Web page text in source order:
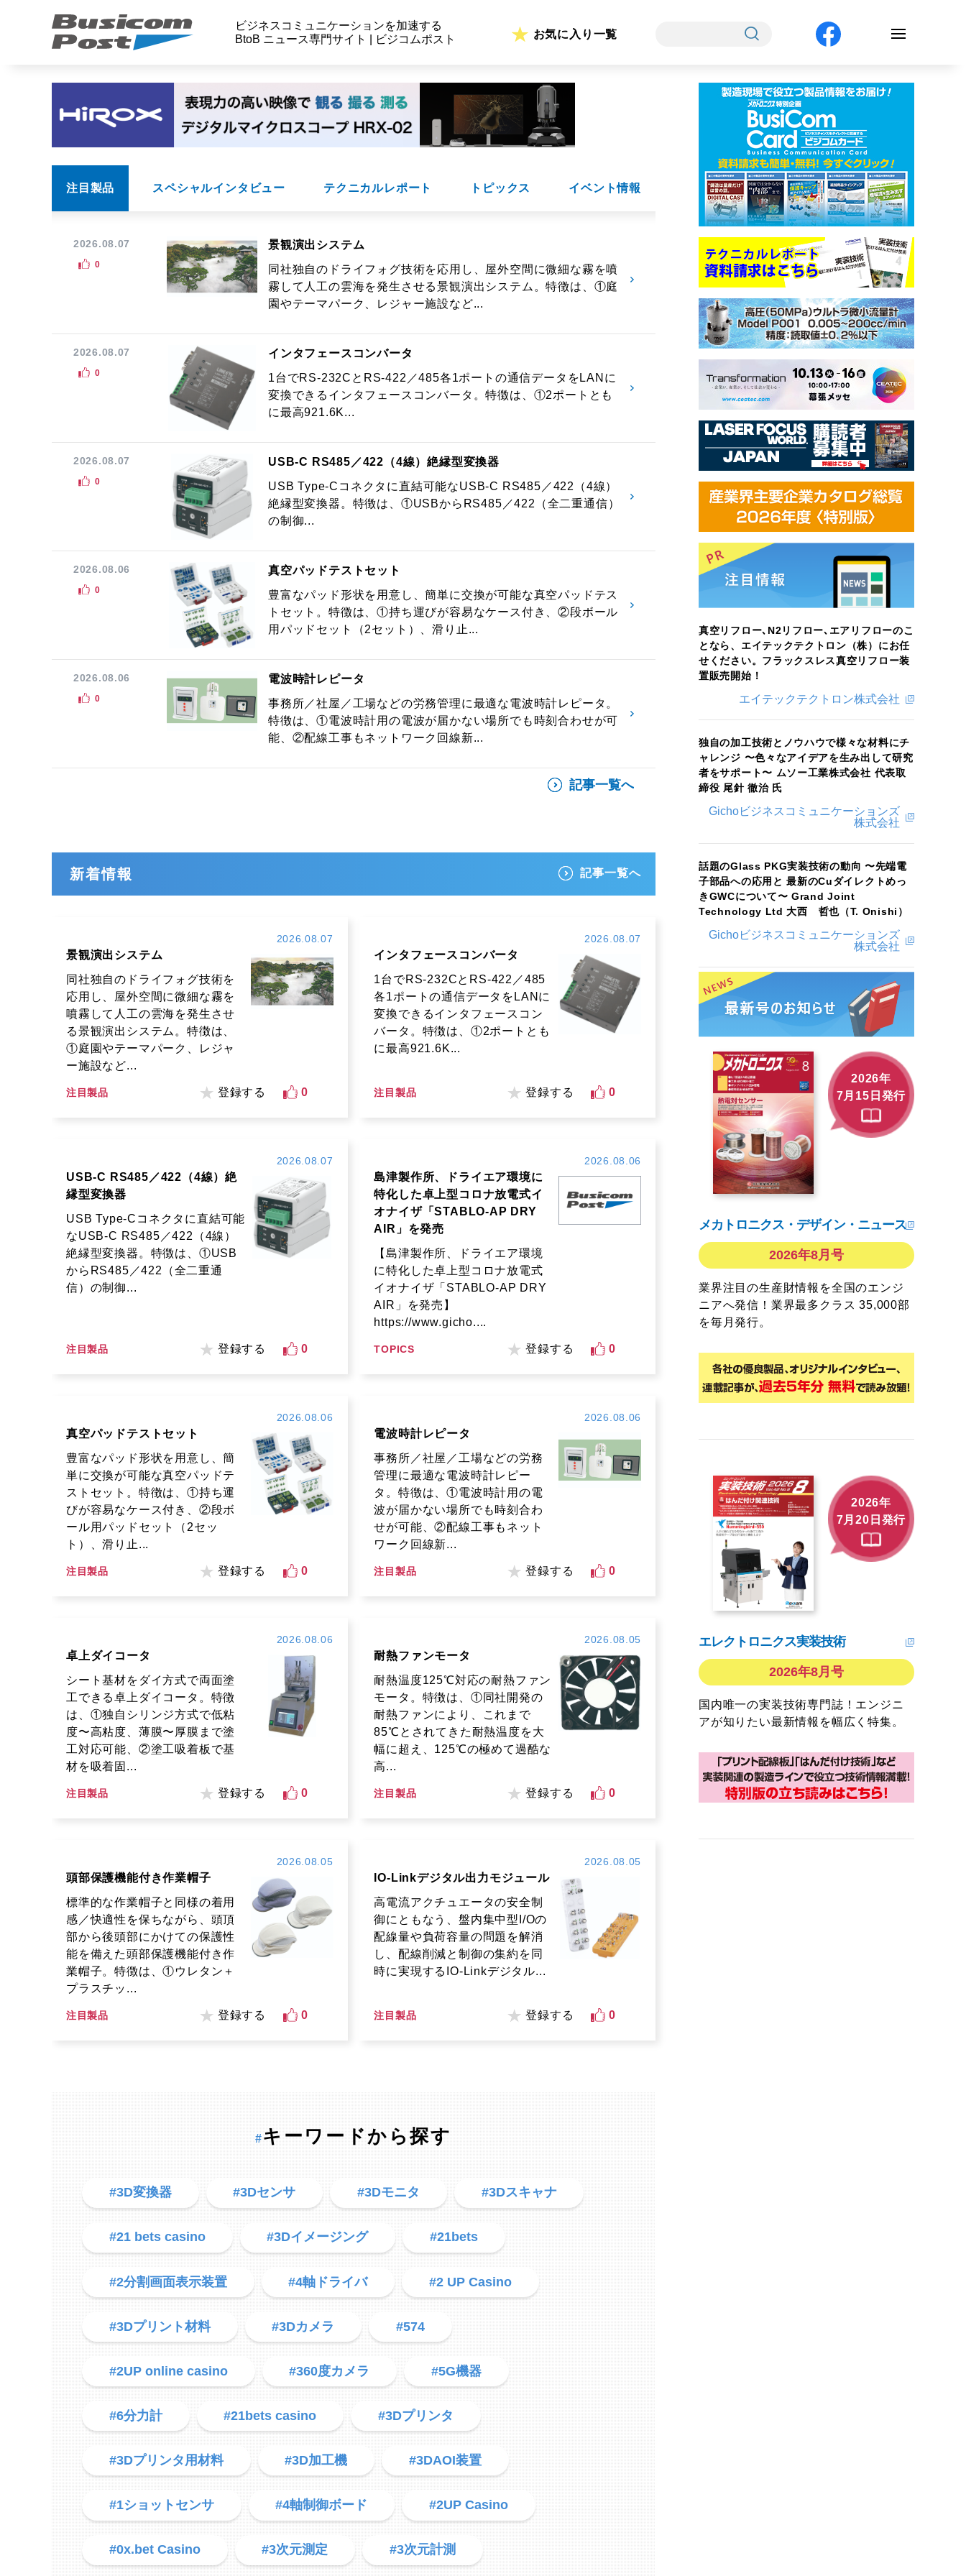
ビジネスコミュニケーションを加速する
BtoB ニュース専門サイト | ビジコムポスト
お気に入り一覧
注目製品 スペシャルインタビュー テクニカルレポート トピックス イベント情報
2026.08.07
景観演出システム
同社独自のドライフォグ技術を応用し、屋外空間に微細な霧を噴
霧して人工の雲海を発生させる景観演出システム。特徴は、①庭
園やテーマパーク、レジャー施設など...
0
2026.08.07
インタフェースコンバータ
1台でRS-232CとRS-422／485各1ポートの通信データをLANに
変換できるインタフェースコンバータ。特徴は、①2ポートとも
に最高921.6K...
0
2026.08.07
USB-C RS485／422（4線）絶縁型変換器
USB Type-Cコネクタに直結可能なUSB-C RS485／422（4線）
絶縁型変換器。特徴は、①USBからRS485／422（全二重通信）
の制御...
0
2026.08.06
真空パッドテストセット
豊富なパッド形状を用意し、簡単に交換が可能な真空パッドテス
トセット。特徴は、①持ち運びが容易なケース付き、②段ボール
用パッドセット（2セット）、滑り止...
0
2026.08.06
電波時計レピータ
事務所／社屋／工場などの労務管理に最適な電波時計レピータ。
特徴は、①電波時計用の電波が届かない場所でも時刻合わせが可
能、②配線工事もネットワーク回線新...
0
記事一覧へ
新着情報 記事一覧へ
2026.08.07
景観演出システム
同社独自のドライフォグ技術を
応用し、屋外空間に微細な霧を
噴霧して人工の雲海を発生させ
る景観演出システム。特徴は、
①庭園やテーマパーク、レジャ
ー施設など...
注目製品 登録する 0
2026.08.07
インタフェースコンバータ
1台でRS-232CとRS-422／485
各1ポートの通信データをLANに
変換できるインタフェースコン
バータ。特徴は、①2ポートとも
に最高921.6K...
注目製品 登録する 0
2026.08.07
USB-C RS485／422（4線）絶
縁型変換器
USB Type-Cコネクタに直結可能
なUSB-C RS485／422（4線）
絶縁型変換器。特徴は、①USB
からRS485／422（全二重通
信）の制御...
注目製品 登録する 0
2026.08.06
島津製作所、ドライエア環境に
特化した卓上型コロナ放電式イ
オナイザ「STABLO-AP DRY
AIR」を発売
【島津製作所、ドライエア環境
に特化した卓上型コロナ放電式
イオナイザ「STABLO-AP DRY
AIR」を発売】
https://www.gicho....
TOPICS 登録する 0
2026.08.06
真空パッドテストセット
豊富なパッド形状を用意し、簡
単に交換が可能な真空パッドテ
ストセット。特徴は、①持ち運
びが容易なケース付き、②段ボ
ール用パッドセット（2セッ
ト）、滑り止...
注目製品 登録する 0
2026.08.06
電波時計レピータ
事務所／社屋／工場などの労務
管理に最適な電波時計レピー
タ。特徴は、①電波時計用の電
波が届かない場所でも時刻合わ
せが可能、②配線工事もネット
ワーク回線新...
注目製品 登録する 0
2026.08.06
卓上ダイコータ
シート基材をダイ方式で両面塗
工できる卓上ダイコータ。特徴
は、①独自シリンジ方式で低粘
度〜高粘度、薄膜〜厚膜まで塗
工対応可能、②塗工吸着板で基
材を吸着固...
注目製品 登録する 0
2026.08.05
耐熱ファンモータ
耐熱温度125℃対応の耐熱ファン
モータ。特徴は、①同社開発の
耐熱ファンにより、これまで
85℃とされてきた耐熱温度を大
幅に超え、125℃の極めて過酷な
高...
注目製品 登録する 0
2026.08.05
頭部保護機能付き作業帽子
標準的な作業帽子と同様の着用
感／快適性を保ちながら、頭頂
部から後頭部にかけての保護性
能を備えた頭部保護機能付き作
業帽子。特徴は、①ウレタン＋
プラスチッ...
注目製品 登録する 0
2026.08.05
IO-Linkデジタル出力モジュール
高電流アクチュエータの安全制
御にともなう、盤内集中型I/Oの
配線量や負荷容量の問題を解消
し、配線削減と制御の集約を同
時に実現するIO-Linkデジタル...
注目製品 登録する 0
#キーワードから探す
#3D変換器 #3Dセンサ #3Dモニタ #3Dスキャナ
#21 bets casino #3Dイメージング #21bets
#2分割画面表示装置 #4軸ドライバ #2 UP Casino
#3Dプリント材料 #3Dカメラ #574
#2UP online casino #360度カメラ #5G機器
#6分力計 #21bets casino #3Dプリンタ
#3Dプリンタ用材料 #3D加工機 #3DAOI装置
#1ショットセンサ #4軸制御ボード #2UP Casino
#0x.bet Casino #3次元測定 #3次元計測
真空リフロー､N2リフロー､エアリフローのこ
となら、エイテックテクトロン（株）にお任
せください。フラックスレス真空リフロー装
置販売開始！
エイテックテクトロン株式会社
独自の加工技術とノウハウで様々な材料にチ
ャレンジ 〜色々なアイデアを生み出して研究
者をサポート〜 ムソー工業株式会社 代表取
締役 尾針 徹治 氏
Gichoビジネスコミュニケーションズ
株式会社
話題のGlass PKG実装技術の動向 〜先端電
子部品への応用と 最新のCuダイレクトめっ
きGWCについて〜 Grand Joint
Technology Ltd 大西 哲也（T. Onishi）
Gichoビジネスコミュニケーションズ
株式会社
2026年
7月15日発行
メカトロニクス・デザイン・ニュース
2026年8月号
業界注目の生産財情報を全国のエンジ
ニアへ発信！業界最多クラス 35,000部
を毎月発行。
2026年
7月20日発行
エレクトロニクス実装技術
2026年8月号
国内唯一の実装技術専門誌！エンジニ
アが知りたい最新情報を幅広く特集。